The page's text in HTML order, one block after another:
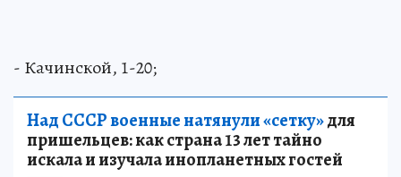
- Качинской, 1-20;
Над СССР военные натянули «сетку»для
пришельцев: как страна 13 лет тайно
искала и изучала инопланетных гостей